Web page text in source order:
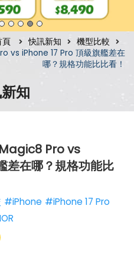
頁 快訊新知
機型比較
vs iPhone 17 Pro 頂級旗艦差在
哪？規格功能比比看！
知
Magic8 Pro vs
差在哪？規格功能比
#iPhone #iPhone 17 Pro